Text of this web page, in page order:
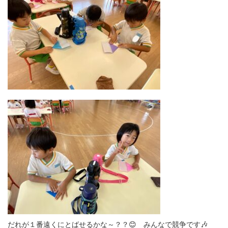
だれが１番遠くにとばせるかな～？？😊 みんなで競争です🎶